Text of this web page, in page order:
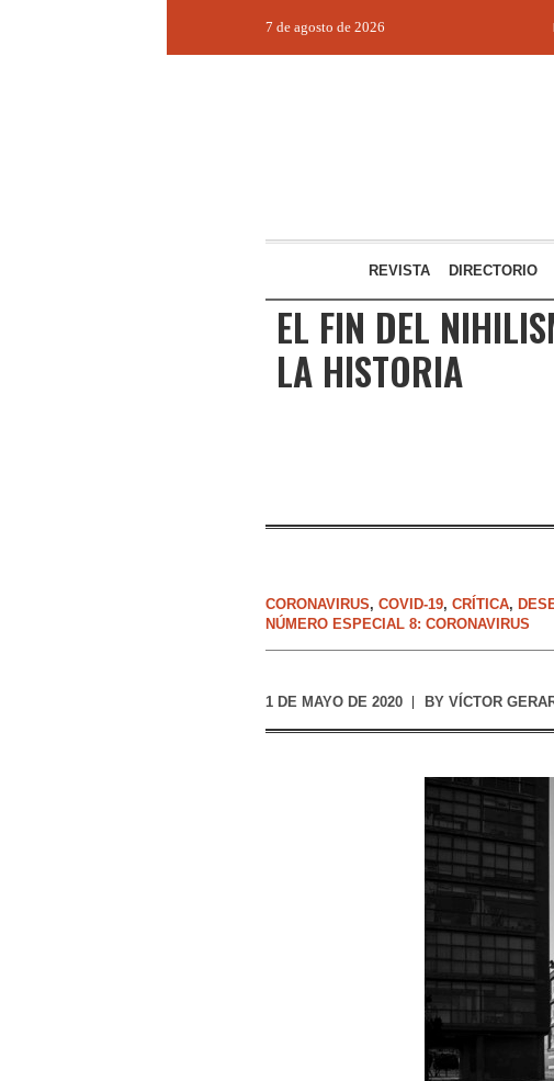
7 de agosto de 2026
REVISTA DIRECTORIO
EL FIN DEL
LA HISTORIA
CORONAVIRUS, COVID-19, CRÍTICA,
NÚMERO ESPECIAL 8: CORONAVIRUS
1 DE MAYO DE 2020 BY VÍCTOR